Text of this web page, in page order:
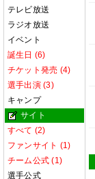
テレビ放送
ラジオ放送
イベント
誕生日 (6)
チケット発売 (4)
選手出演 (3)
キャンプ
サイト
すべて (2)
ファンサイト (1)
チーム公式 (1)
選手公式